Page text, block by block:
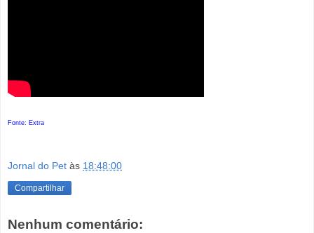
Fonte: Extra
Jornal do Pet às 18:48:00
Compartilhar
Nenhum comentário: